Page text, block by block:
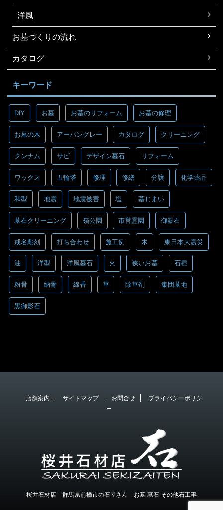
洋風
お墓づくりの流れ
カタログ
キーワード
DIY お墓 お墓のリフォーム お墓の修理
お墓の木 アーバングレー カタログ クリーニング
クンナム サビ デザイン墓石 リフォーム
ワックス 五輪塔 修理 修繕 分譲 化学薬品
和型 地震 地震被害 塩 墓じまい
墓石クリーニング 嶺公園 市営霊園 御影石
戒名彫刻 打ち合わせ 施工例 木 東日本大震災
油 洋型 洋風墓石 火 狭いお墓 石種
粉骨 納骨 線香 草 除草剤 集団墓地
黒御影石
店舗案内 サイトマップ お問合せ
プライバシーポリシ
ー
桜井石材店 群馬県前橋市の石屋さん お墓 墓石 その他石工事